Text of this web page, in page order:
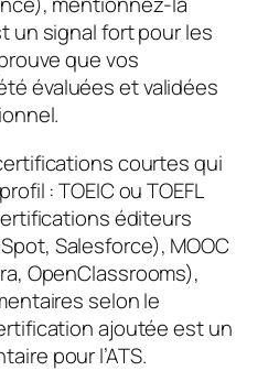
un signal fort pour les
que vos
évaluées et validées
courtes qui
: TOEIC ou TOEFL
éditeurs
Salesforce), MOOC
OpenClassrooms),
selon le
ajoutée est un
pour l’ATS.